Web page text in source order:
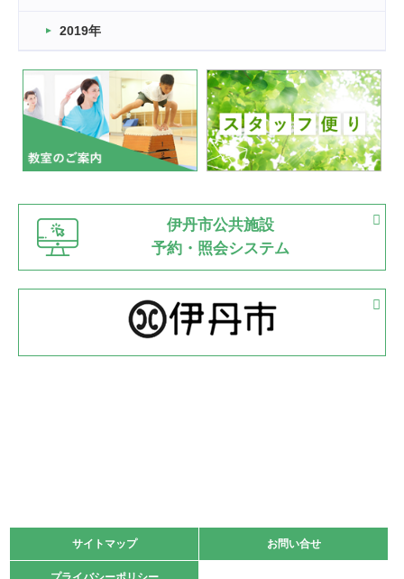
緑ケ丘体育館
いたっぼーる大会☆彡
緑ケ丘体育館
2022.07.03
市内総合体育大会が開始
緑ケ丘体育館 猪名川運動広場
古池運動広場
2022.06.12
県知事杯争奪バレーボール大会が開催
緑ケ丘体育館
2022.05.05
体育協会長杯 バドミントン競技の部
2022.05.22
緑ケ丘体育館
2021.10.23
2019年
伊丹市公共施設
予約・照会システム
サイトマップ お問い合せ
サイトマップ お問い合せ